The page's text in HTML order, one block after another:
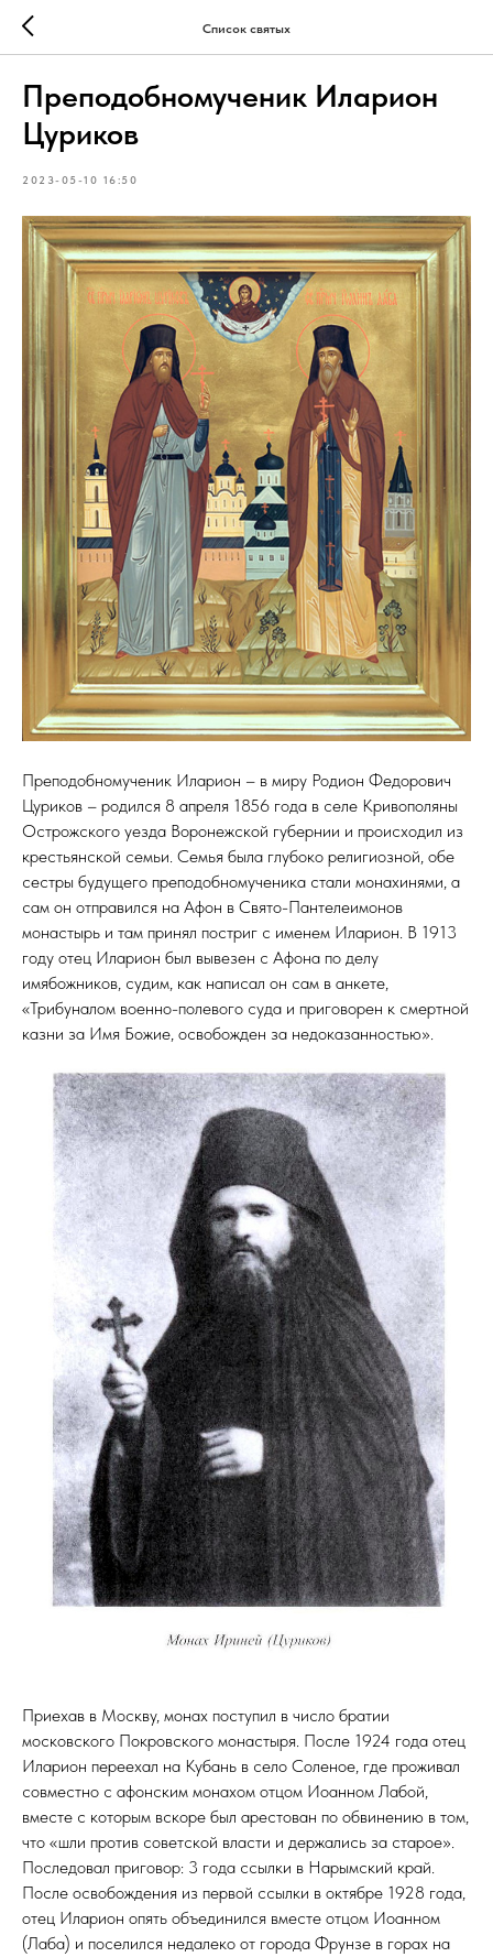
Список святых
Преподобномученик Иларион
Цуриков
2023-05-10 16:50
Преподобномученик Иларион – в миру Родион Федорович
Цуриков – родился 8 апреля 1856 года в селе Кривополяны
Острожского уезда Воронежской губернии и происходил из
крестьянской семьи. Семья была глубоко религиозной, обе
сестры будущего преподобномученика стали монахинями, а
сам он отправился на Афон в Свято-Пантелеимонов
монастырь и там принял постриг с именем Иларион. В 1913
году отец Иларион был вывезен с Афона по делу
имябожников, судим, как написал он сам в анкете,
«Трибуналом военно-полевого суда и приговорен к смертной
казни за Имя Божие, освобожден за недоказанностью».
Приехав в Москву, монах поступил в число братии
московского Покровского монастыря. После 1924 года отец
Иларион переехал на Кубань в село Соленое, где проживал
совместно с афонским монахом отцом Иоанном Лабой,
вместе с которым вскоре был арестован по обвинению в том,
что «шли против советской власти и держались за старое».
Последовал приговор: 3 года ссылки в Нарымский край.
После освобождения из первой ссылки в октябре 1928 года,
отец Иларион опять объединился вместе отцом Иоанном
(Лаба) и поселился недалеко от города Фрунзе в горах на